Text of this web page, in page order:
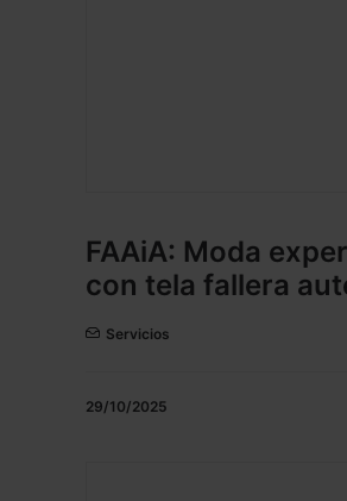
FAAiA: Moda
con tela fallera
Servicios
29/10/2025